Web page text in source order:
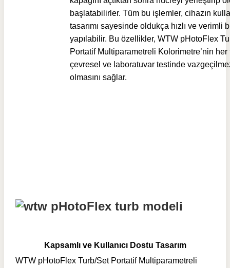
başlatabilirler. Tüm bu işlemler, cihazın
tasarımı sayesinde oldukça hızlı ve verimli
yapılabilir. Bu özellikler, WTW pHotoFlex
Portatif Multiparametreli Kolorimetre’nin her
çevresel ve laboratuvar testinde
olmasını sağlar.
Kapsamlı ve Kullanıcı Dostu Tasarım
WTW pHotoFlex Turb/Set Portatif Multiparametreli